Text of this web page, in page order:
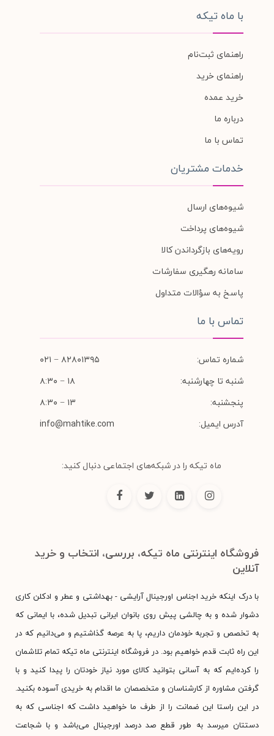
با ماه تیکه
راهنمای ثبت‌نام
راهنمای خرید
خرید عمده
درباره ما
تماس با ما
خدمات مشتریان
شیوه‌های ارسال
شیوه‌های پرداخت
رویه‌های بازگرداندن کالا
سامانه رهگیری سفارشات
پاسخ به سؤالات متداول
تماس با ما
شماره تماس:
۸۲۸۰۱۳۹۵ − ۰۲۱
شنبه تا چهارشنبه:
۱۸ − ۸:۳۰
پنجشنبه:
۱۳ − ۸:۳۰
آدرس ایمیل:
info@mahtike.com
ماه تیکه را در شبکه‌های اجتماعی دنبال کنید:
فروشگاه اینترنتی ماه تیکه، بررسی، انتخاب و خرید
آنلاین
با درک اینکه خرید اجناس اورجینال آرایشی - بهداشتی و عطر و ادکلن کاری
دشوار شده و به چالشی پیش روی بانوان ایرانی تبدیل شده، با ایمانی که
به تخصص و تجربه خودمان داریم، پا به عرصه گذاشتیم و می‌دانیم که در
این راه ثابت قدم خواهیم بود. در فروشگاه اینترنتی ماه تیکه تمام تلاشمان
را کرده‌ایم که به آسانی بتوانید کالای مورد نیاز خودتان را پیدا کنید و با
گرفتن مشاوره از کارشناسان و متخصصان ما اقدام به خریدی آسوده بکنید.
در این راستا این ضمانت را از طرف ما خواهید داشت که اجناسی که به
دستتان میرسد به طور قطع صد درصد اورجینال می‌باشد و با شجاعت